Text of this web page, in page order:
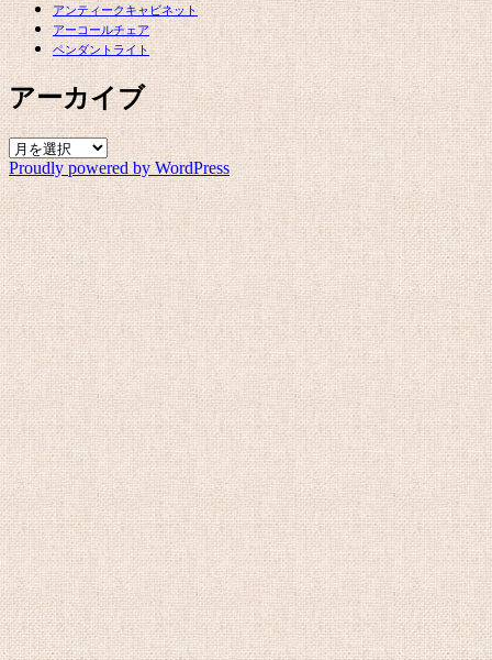
アンティークキャビネット
アーコールチェア
ペンダントライト
アーカイブ
ア
ー
カ
イ
ブ
Proudly powered by WordPress